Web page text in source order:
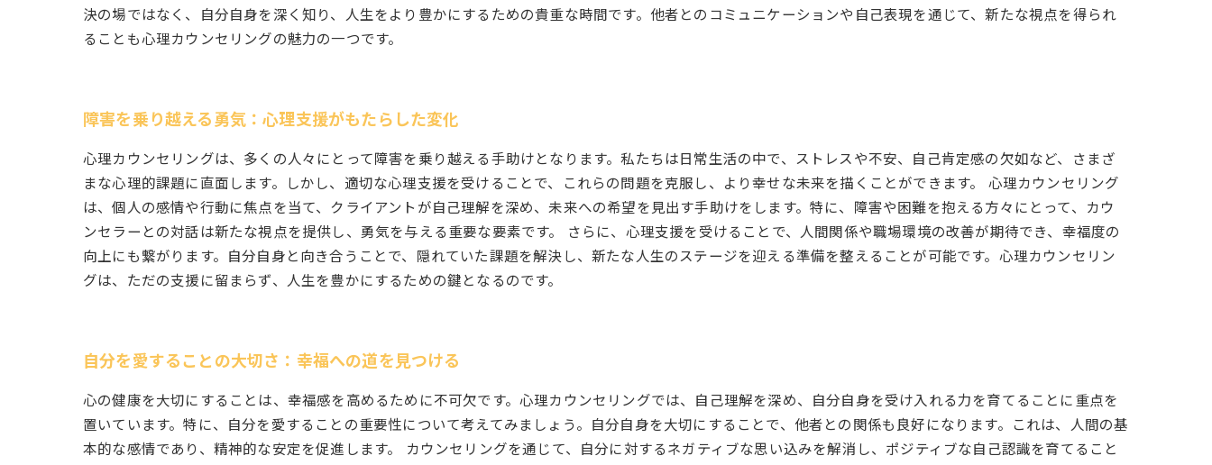
決の場ではなく、自分自身を深く知り、人生をより豊かにするための貴重な時間です。他者とのコミュニケーションや自己表現を通じて、新たな視点を得られ
ることも心理カウンセリングの魅力の一つです。
障害を乗り越える勇気：心理支援がもたらした変化
心理カウンセリングは、多くの人々にとって障害を乗り越える手助けとなります。私たちは日常生活の中で、ストレスや不安、自己肯定感の欠如など、さまざ
まな心理的課題に直面します。しかし、適切な心理支援を受けることで、これらの問題を克服し、より幸せな未来を描くことができます。 心理カウンセリング
は、個人の感情や行動に焦点を当て、クライアントが自己理解を深め、未来への希望を見出す手助けをします。特に、障害や困難を抱える方々にとって、カウ
ンセラーとの対話は新たな視点を提供し、勇気を与える重要な要素です。 さらに、心理支援を受けることで、人間関係や職場環境の改善が期待でき、幸福度の
向上にも繋がります。自分自身と向き合うことで、隠れていた課題を解決し、新たな人生のステージを迎える準備を整えることが可能です。心理カウンセリン
グは、ただの支援に留まらず、人生を豊かにするための鍵となるのです。
自分を愛することの大切さ：幸福への道を見つける
心の健康を大切にすることは、幸福感を高めるために不可欠です。心理カウンセリングでは、自己理解を深め、自分自身を受け入れる力を育てることに重点を
置いています。特に、自分を愛することの重要性について考えてみましょう。自分自身を大切にすることで、他者との関係も良好になります。これは、人間の基
本的な感情であり、精神的な安定を促進します。 カウンセリングを通じて、自分に対するネガティブな思い込みを解消し、ポジティブな自己認識を育てること